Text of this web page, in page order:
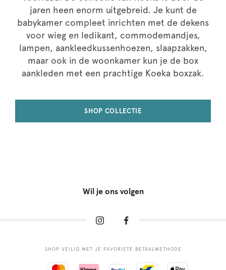
jaren heen enorm uitgebreid. Je kunt de
babykamer compleet inrichten met de dekens
voor wieg en ledikant, commodemandjes,
lampen, aankleedkussenhoezen, slaapzakken,
maar ook in de woonkamer kun je de box
aankleden met een prachtige Koeka boxzak.
SHOP COLLECTIE
Wil je ons volgen
SHOP VEILIG MET JE FAVORIETE BETAALMETHODE